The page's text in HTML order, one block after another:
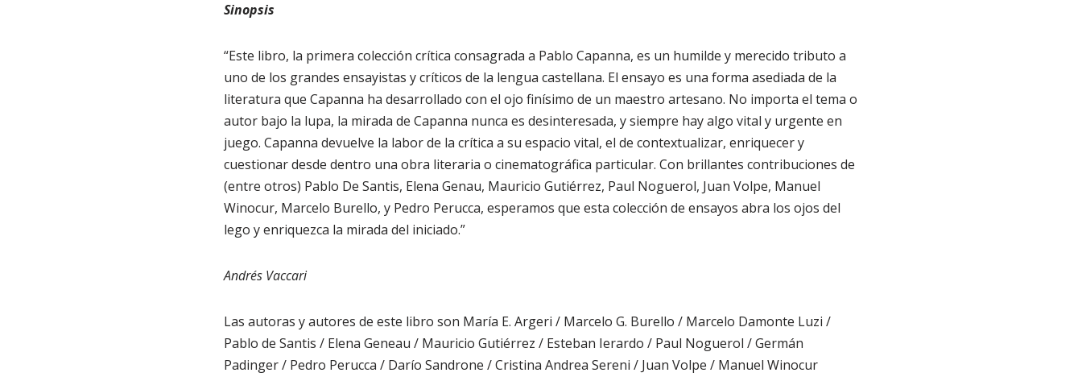
Sinopsis
“Este libro, la primera colección crítica consagrada a Pablo Capanna, es un humilde y merecido tributo a
uno de los grandes ensayistas y críticos de la lengua castellana. El ensayo es una forma asediada de la
literatura que Capanna ha desarrollado con el ojo finísimo de un maestro artesano. No importa el tema o
autor bajo la lupa, la mirada de Capanna nunca es desinteresada, y siempre hay algo vital y urgente en
juego. Capanna devuelve la labor de la crítica a su espacio vital, el de contextualizar, enriquecer y
cuestionar desde dentro una obra literaria o cinematográfica particular. Con brillantes contribuciones de
(entre otros) Pablo De Santis, Elena Genau, Mauricio Gutiérrez, Paul Noguerol, Juan Volpe, Manuel
Winocur, Marcelo Burello, y Pedro Perucca, esperamos que esta colección de ensayos abra los ojos del
lego y enriquezca la mirada del iniciado.”
Andrés Vaccari
Las autoras y autores de este libro son María E. Argeri / Marcelo G. Burello / Marcelo Damonte Luzi /
Pablo de Santis / Elena Geneau / Mauricio Gutiérrez / Esteban Ierardo / Paul Noguerol / Germán
Padinger / Pedro Perucca / Darío Sandrone / Cristina Andrea Sereni / Juan Volpe / Manuel Winocur